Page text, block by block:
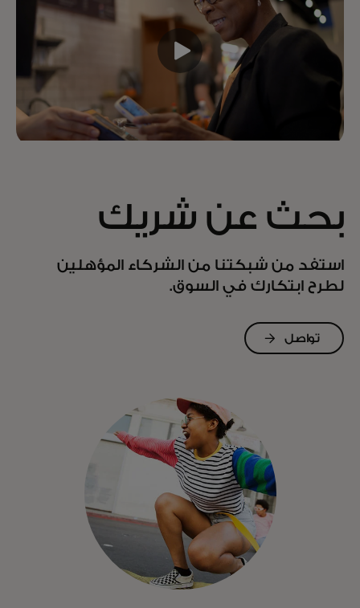
بحث عن شريك
استفد من شبكتنا من الشركاء المؤهلين
لطرح ابتكارك في السوق.
تواصل